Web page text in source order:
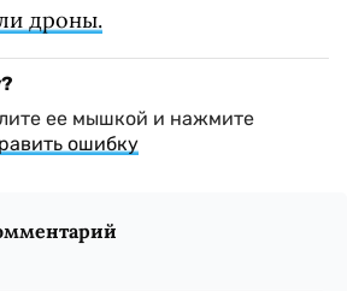
дроны.
ее мышкой и нажмите
ошибку